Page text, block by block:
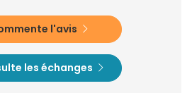
l'avis
les échanges